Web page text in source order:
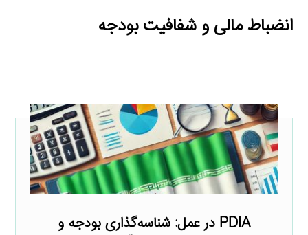
انضباط مالى و شفافيت بودجه
PDIA در عمل: شناسه‌گذاری بودجه و